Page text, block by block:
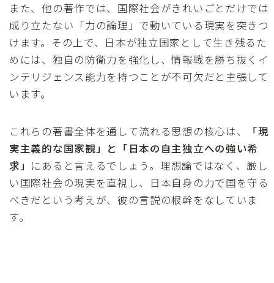
また、他の著作では、国際社会がきれいごとだけでは
成り立たない「力の論理」で動いている現実を突きつ
けます。その上で、日本が独立国家として生き残るた
めには、独自の防衛力を強化し、情報戦を勝ち抜くイ
ンテリジェンス能力を持つことが不可欠だと主張して
います。
これらの著書全体を通して流れる思想の核心は、
「現
実主義的な国家観」と「日本の自主独立への強い希
求」 にあると言えるでしょう。理想論ではなく、厳し
い国際社会の現実を直視し、日本自身の力で国を守る
べきだという考えが、彼の言説の根幹をなしていま
す。